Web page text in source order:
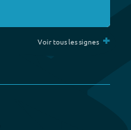
Voir tous les signes +